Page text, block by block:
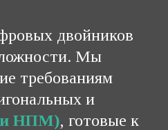
двойников
Мы
требованиям
и
НПМ), готовые к